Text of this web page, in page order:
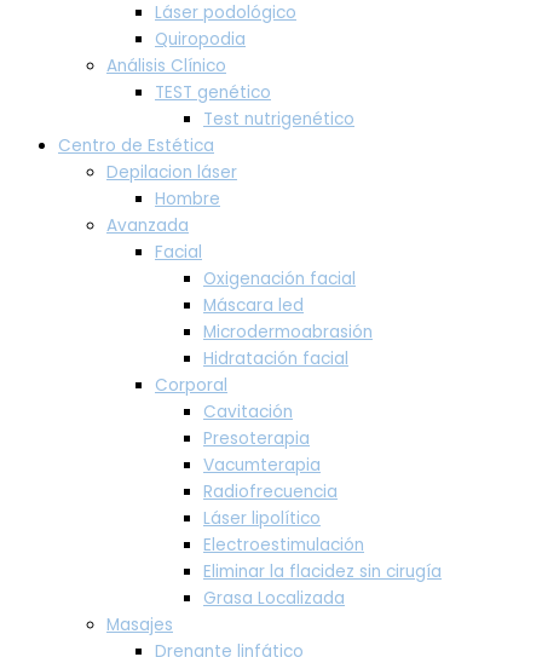
Láser podológico
Quiropodia
Análisis Clínico
TEST genético
Test nutrigenético
Centro de Estética
Depilacion láser
Hombre
Avanzada
Facial
Oxigenación facial
Máscara led
Microdermoabrasión
Hidratación facial
Corporal
Cavitación
Presoterapia
Vacumterapia
Radiofrecuencia
Láser lipolítico
Electroestimulación
Eliminar la flacidez sin cirugía
Grasa Localizada
Masajes
Drenante linfático